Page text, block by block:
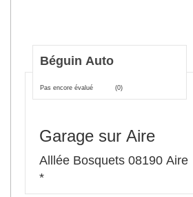
Béguin Auto
Pas encore évalué (0)
Garage sur Aire
Alllée Bosquets 08190 Aire
*